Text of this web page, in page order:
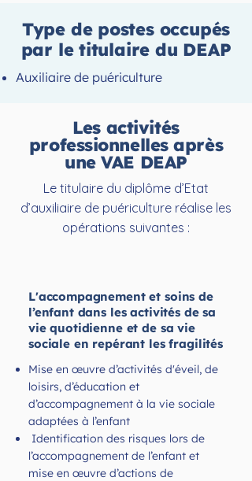
Type de postes occupés
par le titulaire du DEAP
Auxiliaire de puériculture
Les activités
professionnelles après
une VAE DEAP
Le titulaire du diplôme d’Etat
d’auxiliaire de puériculture réalise les
opérations suivantes :
L'accompagnement et soins de
l’enfant dans les activités de sa
vie quotidienne et de sa vie
sociale en repérant les fragilités
Mise en œuvre d’activités d'éveil, de
loisirs, d’éducation et
d’accompagnement à la vie sociale
adaptées à l’enfant
Identification des risques lors de
l’accompagnement de l’enfant et
mise en œuvre d’actions de